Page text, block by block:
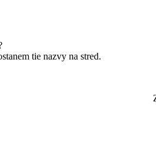
tie nazvy na stred.